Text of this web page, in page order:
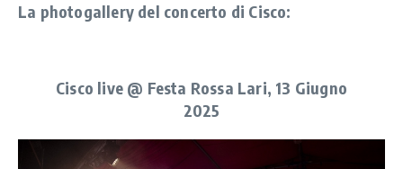
La photogallery del concerto di Cisco:
Cisco live @ Festa Rossa Lari, 13 Giugno
2025